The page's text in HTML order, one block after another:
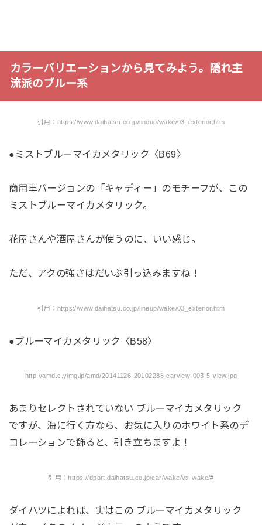
カラーバリエーションから見てみよう。隠れ主
流派のブルー系
引用：https://www.daihatsu.co.jp/lineup/wake/03_exterior.htm
●ミストブルーマイカメタリック〈B69〉
商用車バージョンの「キャディー」のモチーフが、この
ミストブルーマイカメタリック。
花屋さんや酒屋さんが使うのに、いい感じ。
ただ、アクの強さはだいぶ引っ込みますね！
引用：https://www.daihatsu.co.jp/lineup/wake/03_exterior.htm
●ブルーマイカメタリック〈B58〉
http://amd.c.yimg.jp/amd/20141126-20102288-carview-003-5-view.jpg
あまりセレクトされていない ブルーマイカメタリック
ですが、海に行く方なら、お気に入りのホワイト系のデ
コレーションで飾ると、引き立ちますよ！
引用：https://dport.daihatsu.co.jp/car/wake/vs-wake/#
ダイハツによれば、実はこの ブルーマイカメタリック